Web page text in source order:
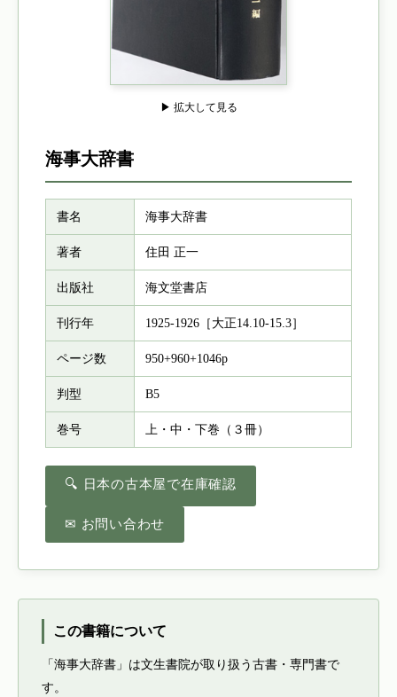
▶ 拡大して見る
海事大辞書
書名 海事大辞書
著者 住田 正一
出版社 海文堂書店
刊行年 1925-1926［大正14.10-15.3］
ページ数 950+960+1046p
判型 B5
巻号 上・中・下巻（３冊）
🔍 日本の古本屋で在庫確認
✉ お問い合わせ
この書籍について
「海事大辞書」は文生書院が取り扱う古書・専門書で
す。